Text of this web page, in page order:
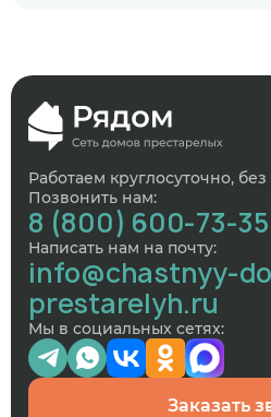
Работаем круглосуточно,
Позвонить нам:
8 (800) 600-73-35
Написать нам на почту:
info@chastnyy-
prestarelyh.ru
Мы в социальных сетях:
Заказать